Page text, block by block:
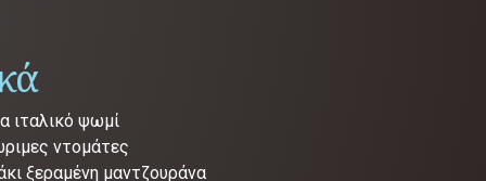
ιταλικό ψωμί
ντομάτες
ξεραμένη μαντζουράνα